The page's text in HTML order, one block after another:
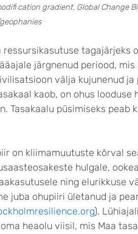
cation gradient. Global Change
tagajärjeks
järgnenud periood,
välja kujunenud ja
kaob, on ohus looduse
Tasakaalu püsimiseks peab
on kliimamuutuste kõrval
hulgale,
ning elurikkuse
juba ohupiiri ületanud ja
).
heaolu viisil, mis Maa